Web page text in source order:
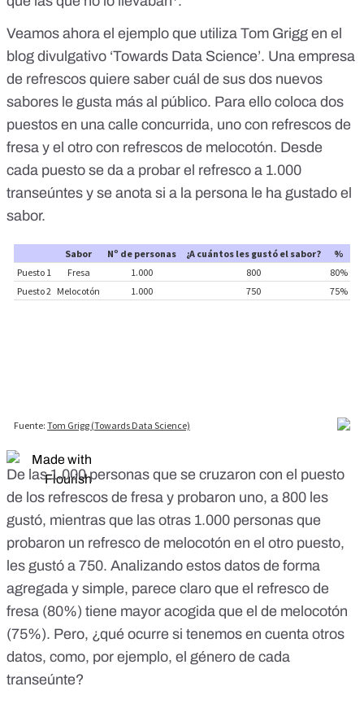
Veamos ahora el ejemplo que utiliza Tom Grigg en el
blog divulgativo ‘Towards Data Science’. Una empresa
de refrescos quiere saber cuál de sus dos nuevos
sabores le gusta más al público. Para ello coloca dos
puestos en una calle concurrida, uno con refrescos de
fresa y el otro con refrescos de melocotón. Desde
cada puesto se da a probar el refresco a 1.000
transeúntes y se anota si a la persona le ha gustado el
sabor.
De las 1.000 personas que se cruzaron con el puesto
de los refrescos de fresa y probaron uno, a 800 les
gustó, mientras que las otras 1.000 personas que
probaron un refresco de melocotón en el otro puesto,
les gustó a 750. Analizando estos datos de forma
agregada y simple, parece claro que el refresco de
fresa (80%) tiene mayor acogida que el de melocotón
(75%). Pero, ¿qué ocurre si tenemos en cuenta otros
datos, como, por ejemplo, el género de cada
transeúnte?